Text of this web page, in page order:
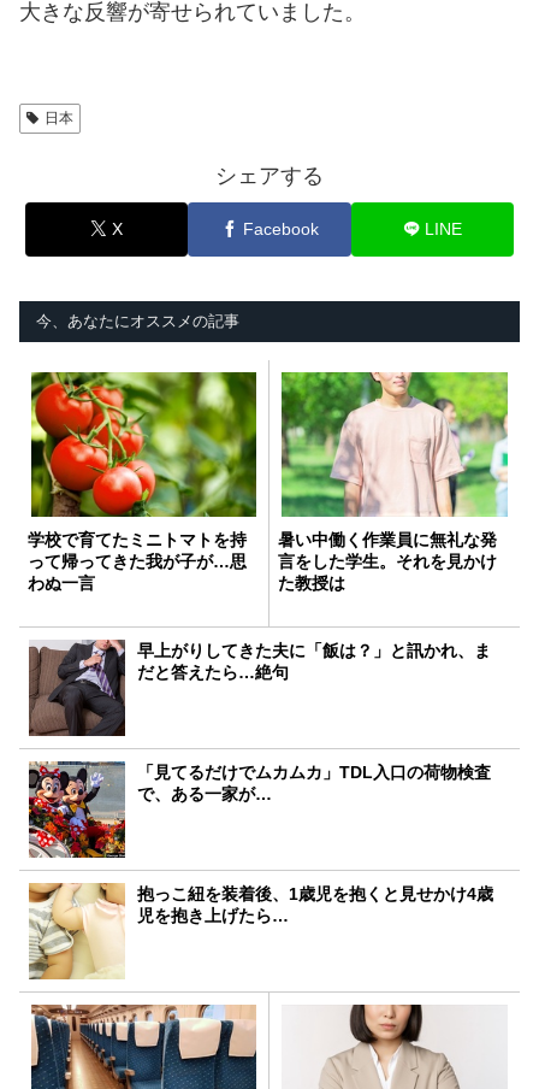
大きな反響が寄せられていました。
日本
シェアする
X Facebook LINE
今、あなたにオススメの記事
学校で育てたミニトマトを持
って帰ってきた我が子が…思
わぬ一言
暑い中働く作業員に無礼な発
言をした学生。それを見かけ
た教授は
早上がりしてきた夫に「飯は？」と訊かれ、ま
だと答えたら…絶句
「見てるだけでムカムカ」TDL入口の荷物検査
で、ある一家が…
抱っこ紐を装着後、1歳児を抱くと見せかけ4歳
児を抱き上げたら…